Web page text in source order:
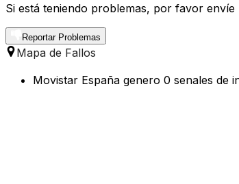
Si está teniendo problemas, por favor
Reportar Problemas
Mapa de Fallos
Movistar España genero 0 senales de